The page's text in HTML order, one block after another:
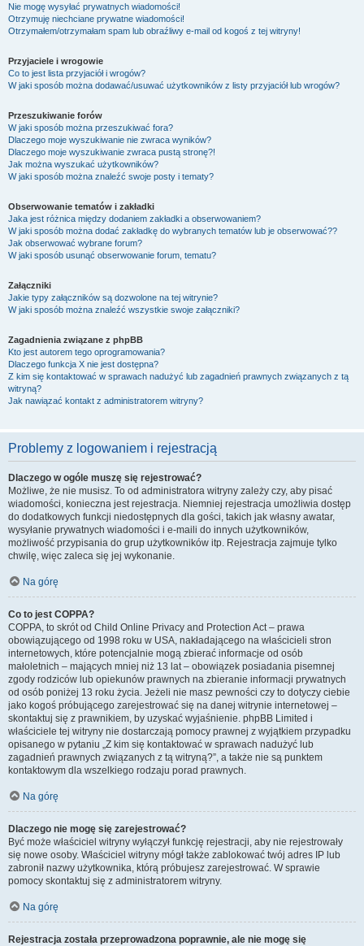
Nie mogę wysyłać prywatnych wiadomości!
Otrzymuję niechciane prywatne wiadomości!
Otrzymałem/otrzymałam spam lub obraźliwy e-mail od kogoś z tej witryny!
Przyjaciele i wrogowie
Co to jest lista przyjaciół i wrogów?
W jaki sposób można dodawać/usuwać użytkowników z listy przyjaciół lub wrogów?
Przeszukiwanie forów
W jaki sposób można przeszukiwać fora?
Dlaczego moje wyszukiwanie nie zwraca wyników?
Dlaczego moje wyszukiwanie zwraca pustą stronę?!
Jak można wyszukać użytkowników?
W jaki sposób można znaleźć swoje posty i tematy?
Obserwowanie tematów i zakładki
Jaka jest różnica między dodaniem zakładki a obserwowaniem?
W jaki sposób można dodać zakładkę do wybranych tematów lub je obserwować??
Jak obserwować wybrane forum?
W jaki sposób usunąć obserwowanie forum, tematu?
Załączniki
Jakie typy załączników są dozwolone na tej witrynie?
W jaki sposób można znaleźć wszystkie swoje załączniki?
Zagadnienia związane z phpBB
Kto jest autorem tego oprogramowania?
Dlaczego funkcja X nie jest dostępna?
Z kim się kontaktować w sprawach nadużyć lub zagadnień prawnych związanych z tą
witryną?
Jak nawiązać kontakt z administratorem witryny?
Problemy z logowaniem i rejestracją
Dlaczego w ogóle muszę się rejestrować?
Możliwe, że nie musisz. To od administratora witryny zależy czy, aby pisać
wiadomości, konieczna jest rejestracja. Niemniej rejestracja umożliwia dostęp
do dodatkowych funkcji niedostępnych dla gości, takich jak własny awatar,
wysyłanie prywatnych wiadomości i e-maili do innych użytkowników,
możliwość przypisania do grup użytkowników itp. Rejestracja zajmuje tylko
chwilę, więc zaleca się jej wykonanie.
Na górę
Co to jest COPPA?
COPPA, to skrót od Child Online Privacy and Protection Act – prawa
obowiązującego od 1998 roku w USA, nakładającego na właścicieli stron
internetowych, które potencjalnie mogą zbierać informacje od osób
małoletnich – mających mniej niż 13 lat – obowiązek posiadania pisemnej
zgody rodziców lub opiekunów prawnych na zbieranie informacji prywatnych
od osób poniżej 13 roku życia. Jeżeli nie masz pewności czy to dotyczy ciebie
jako kogoś próbującego zarejestrować się na danej witrynie internetowej –
skontaktuj się z prawnikiem, by uzyskać wyjaśnienie. phpBB Limited i
właściciele tej witryny nie dostarczają pomocy prawnej z wyjątkiem przypadku
opisanego w pytaniu „Z kim się kontaktować w sprawach nadużyć lub
zagadnień prawnych związanych z tą witryną?”, a także nie są punktem
kontaktowym dla wszelkiego rodzaju porad prawnych.
Na górę
Dlaczego nie mogę się zarejestrować?
Być może właściciel witryny wyłączył funkcję rejestracji, aby nie rejestrowały
się nowe osoby. Właściciel witryny mógł także zablokować twój adres IP lub
zabronił nazwy użytkownika, którą próbujesz zarejestrować. W sprawie
pomocy skontaktuj się z administratorem witryny.
Na górę
Rejestracja została przeprowadzona poprawnie, ale nie mogę się